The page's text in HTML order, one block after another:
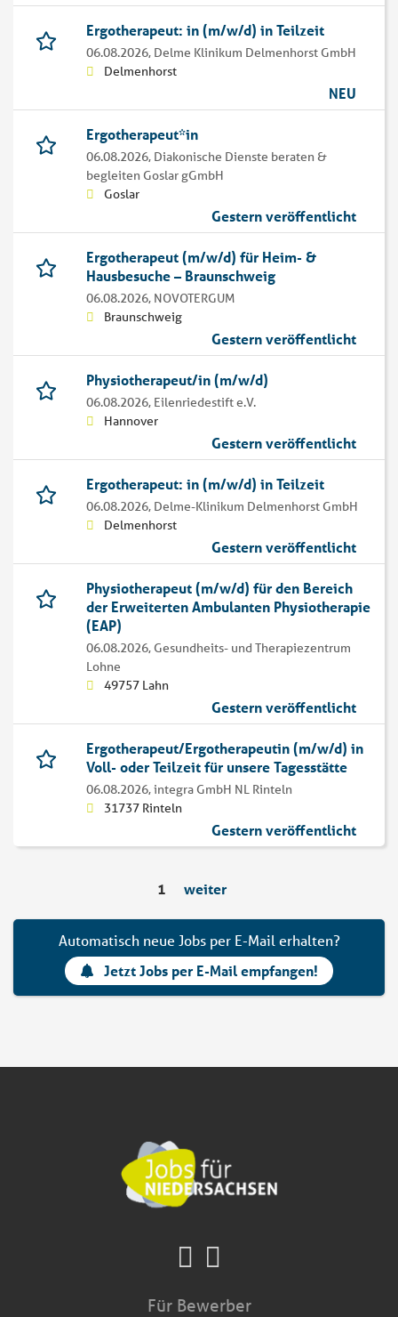
Ergotherapeut: in (m/w/d) in Teilzeit
06.08.2026, Delme Klinikum Delmenhorst GmbH
Delmenhorst
NEU
Ergotherapeut*in
06.08.2026, Diakonische Dienste beraten &
begleiten Goslar gGmbH
Goslar
Gestern veröffentlicht
Ergotherapeut (m/w/d) für Heim- &
Hausbesuche – Braunschweig
06.08.2026, NOVOTERGUM
Braunschweig
Gestern veröffentlicht
Physiotherapeut/in (m/w/d)
06.08.2026, Eilenriedestift e.V.
Hannover
Gestern veröffentlicht
Ergotherapeut: in (m/w/d) in Teilzeit
06.08.2026, Delme-Klinikum Delmenhorst GmbH
Delmenhorst
Gestern veröffentlicht
Physiotherapeut (m/w/d) für den Bereich
der Erweiterten Ambulanten Physiotherapie
(EAP)
06.08.2026, Gesundheits- und Therapiezentrum
Lohne
49757 Lahn
Gestern veröffentlicht
Ergotherapeut/Ergotherapeutin (m/w/d) in
Voll- oder Teilzeit für unsere Tagesstätte
06.08.2026,integra GmbH NL Rinteln
31737 Rinteln
Gestern veröffentlicht
1 weiter
Automatisch neue Jobs per E-Mail erhalten?
Jetzt Jobs per E-Mail empfangen!
Für Bewerber